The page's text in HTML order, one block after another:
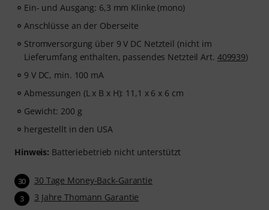
Ein- und Ausgang: 6,3 mm Klinke (mono)
Anschlüsse an der Oberseite
Stromversorgung über 9 V DC Netzteil (nicht im
Lieferumfang enthalten, passendes Netzteil Art. 409939)
9 V DC, min. 100 mA
Abmessungen (L x B x H): 11,1 x 6 x 6 cm
Gewicht: 200 g
hergestellt in den USA
Hinweis: Batteriebetrieb nicht unterstützt
30 30 Tage Money-Back-Garantie
3 3 Jahre Thomann Garantie